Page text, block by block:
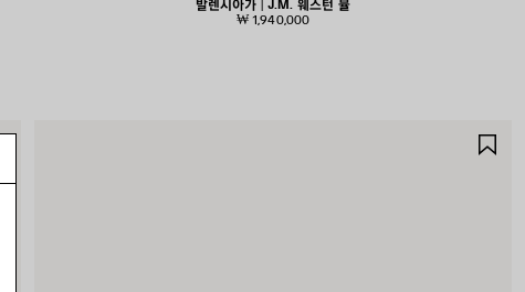
발렌시아가 | J.M. 웨스턴 뮬
₩ 1,940,000
제
저